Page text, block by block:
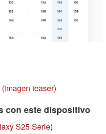
teaser)
con este dispositivo
S25 Serie)